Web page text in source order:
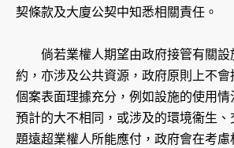
契條款及大廈公契中知悉相關責任。
倘若業權人期望由政府接管有關設
約，亦涉及公共資源，政府原則上不
個案表面理據充分，例如設施的使用
預計的大不相同，或涉及的環境衞生、
題遠超業權人所能應付，政府會在考